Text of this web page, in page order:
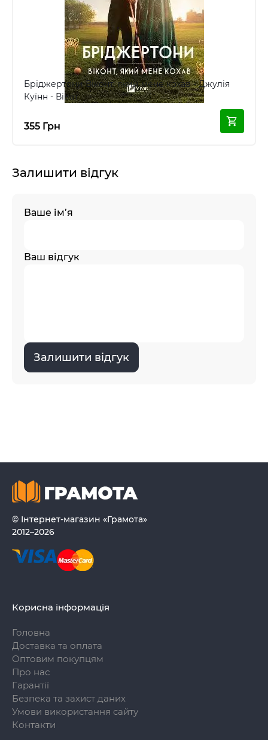
Бріджертони Віконт, який мене кохав - Джулія
Куїнн - Віват
355 Грн
Залишити відгук
Ваше ім’я
Ваш відгук
Залишити відгук
© Інтернет-магазин «Грамота»
2012–2026
Корисна інформація
Головна
Доставка та оплата
Оптовим покупцям
Про нас
Гарантії
Безпека та захист даних
Умови використання сайту
Контакти